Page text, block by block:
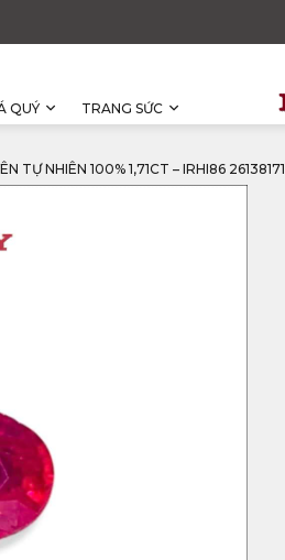
QUÝ TRANG SỨC
TỰ NHIÊN 100% 1,71CT – IRHI86 26138171